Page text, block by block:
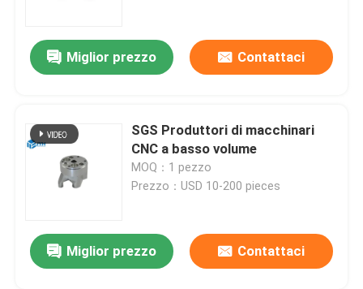
Miglior prezzo Contattaci
SGS Produttori di macchinari
CNC a basso volume
MOQ：1 pezzo
Prezzo：USD 10-200 pieces
Miglior prezzo Contattaci